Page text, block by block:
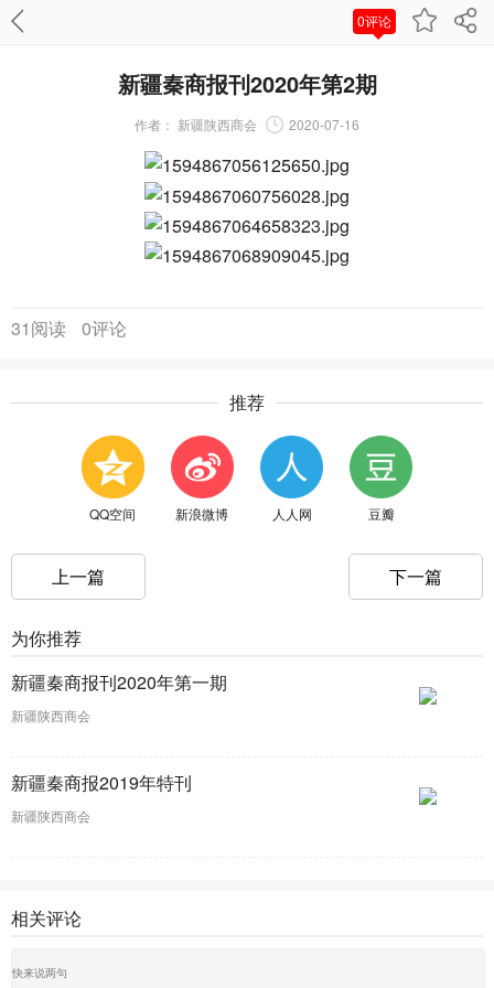
0评论
新疆秦商报刊2020年第2期
作者： 新疆陕西商会 2020-07-16
31阅读 0评论
推荐
QQ空间 新浪微博 人人网 豆瓣
上一篇 下一篇
为你推荐
新疆秦商报刊2020年第一期
新疆陕西商会
新疆秦商报2019年特刊
新疆陕西商会
相关评论